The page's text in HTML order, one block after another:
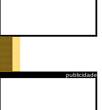
publicidade